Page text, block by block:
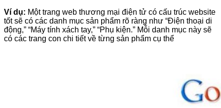
Ví dụ: Một trang web thương mại điện tử có cấu trúc website
tốt sẽ có các danh mục sản phẩm rõ ràng như “Điện thoại di
động,” “Máy tính xách tay,” “Phụ kiện.” Mỗi danh mục này sẽ
có các trang con chi tiết về từng sản phẩm cụ thể